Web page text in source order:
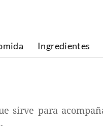
Ingredientes
sirve para